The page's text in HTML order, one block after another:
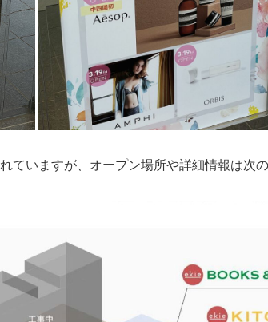
ていますが、オープン場所や詳細情報は次の